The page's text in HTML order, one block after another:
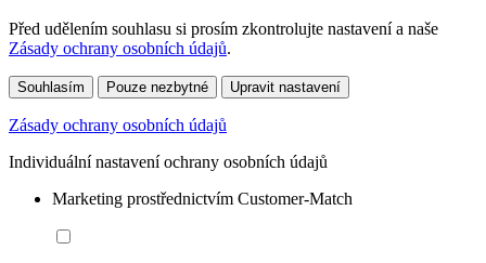
Před udělením souhlasu si prosím zkontrolujte nastavení a naše
Zásady ochrany osobních údajů.
Souhlasím Pouze nezbytné Upravit nastavení
Zásady ochrany osobních údajů
Individuální nastavení ochrany osobních údajů
Marketing prostřednictvím Customer-Match